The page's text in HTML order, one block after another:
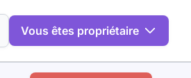
Vous êtes propriétaire